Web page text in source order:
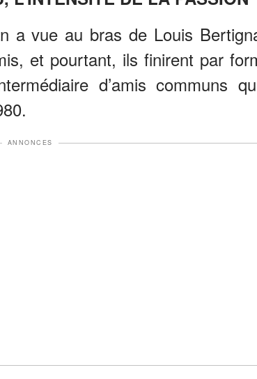
a vue au bras de Louis
et pourtant, ils finirent par
d’amis communs
ANNONCES